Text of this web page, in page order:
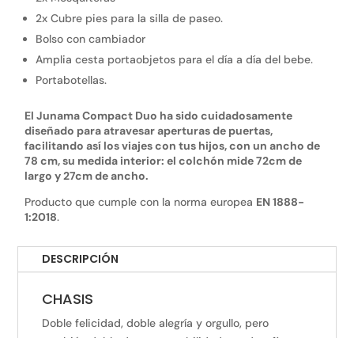
2x Cubre pies para la silla de paseo.
Bolso con cambiador
Amplia cesta portaobjetos para el día a día del bebe.
Portabotellas.
El Junama Compact Duo ha sido cuidadosamente
diseñado para atravesar aperturas de puertas,
facilitando así los viajes con tus hijos, con un ancho de
78 cm, su medida interior: el colchón mide 72cm de
largo y 27cm de ancho.
Producto que cumple con la norma europea EN 1888-
1:2018.
DESCRIPCIÓN
CHASIS
Doble felicidad, doble alegría y orgullo, pero